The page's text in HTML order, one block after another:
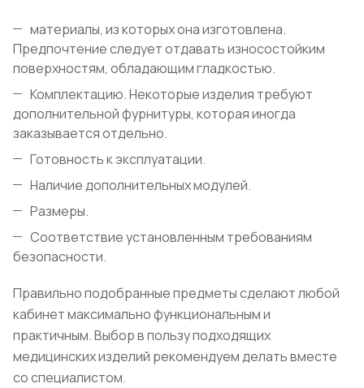
материалы, из которых она изготовлена.
Предпочтение следует отдавать износостойким
поверхностям, обладающим гладкостью.
Комплектацию. Некоторые изделия требуют
дополнительной фурнитуры, которая иногда
заказывается отдельно.
Готовность к эксплуатации.
Наличие дополнительных модулей.
Размеры.
Соответствие установленным требованиям
безопасности.
Правильно подобранные предметы сделают любой
кабинет максимально функциональным и
практичным. Выбор в пользу подходящих
медицинских изделий рекомендуем делать вместе
со специалистом.